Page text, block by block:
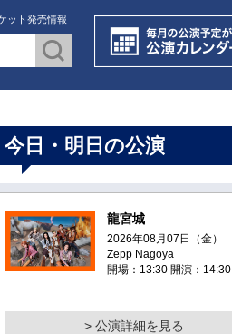
ット発売情報
今日・明日の公演
龍宮城
2026年08月07日（金）
Zepp Nagoya
開場：13:30 開演：14:30
> 公演詳細を見る